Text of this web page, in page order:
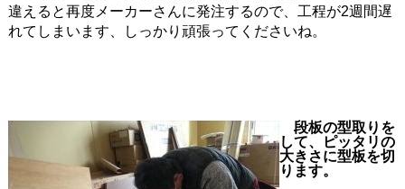
違えると再度メーカーさんに発注するので、工程が2週間遅
れてしまいます、しっかり頑張ってくださいね。
段板の型取りを
して、ピッタリの
大きさに型板を切
ります。